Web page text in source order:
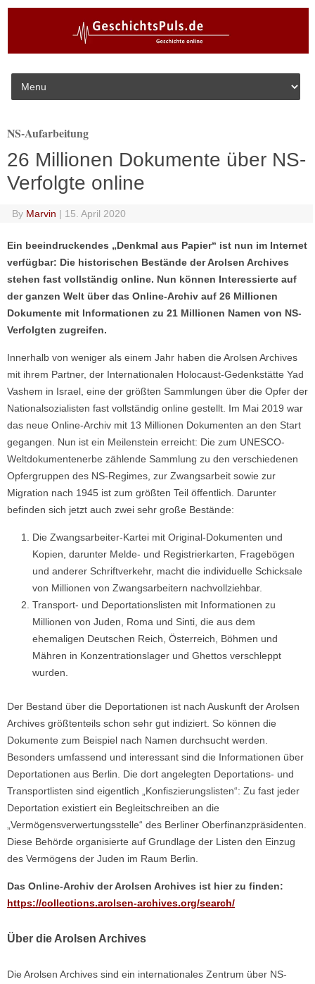
Skip to content
NS-Aufarbeitung
26 Millionen Dokumente über NS-
Verfolgte online
By Marvin | 15. April 2020
Ein beeindruckendes „Denkmal aus Papier“ ist nun im Internet
verfügbar: Die historischen Bestände der Arolsen Archives
stehen fast vollständig online. Nun können Interessierte auf
der ganzen Welt über das Online-Archiv auf 26 Millionen
Dokumente mit Informationen zu 21 Millionen Namen von NS-
Verfolgten zugreifen.
Innerhalb von weniger als einem Jahr haben die Arolsen Archives
mit ihrem Partner, der Internationalen Holocaust-Gedenkstätte Yad
Vashem in Israel, eine der größten Sammlungen über die Opfer der
Nationalsozialisten fast vollständig online gestellt. Im Mai 2019 war
das neue Online-Archiv mit 13 Millionen Dokumenten an den Start
gegangen. Nun ist ein Meilenstein erreicht: Die zum UNESCO-
Weltdokumentenerbe zählende Sammlung zu den verschiedenen
Opfergruppen des NS-Regimes, zur Zwangsarbeit sowie zur
Migration nach 1945 ist zum größten Teil öffentlich. Darunter
befinden sich jetzt auch zwei sehr große Bestände:
Die Zwangsarbeiter-Kartei mit Original-Dokumenten und
Kopien, darunter Melde- und Registrierkarten, Fragebögen
und anderer Schriftverkehr, macht die individuelle Schicksale
von Millionen von Zwangsarbeitern nachvollziehbar.
Transport- und Deportationslisten mit Informationen zu
Millionen von Juden, Roma und Sinti, die aus dem
ehemaligen Deutschen Reich, Österreich, Böhmen und
Mähren in Konzentrationslager und Ghettos verschleppt
wurden.
Der Bestand über die Deportationen ist nach Auskunft der Arolsen
Archives größtenteils schon sehr gut indiziert. So können die
Dokumente zum Beispiel nach Namen durchsucht werden.
Besonders umfassend und interessant sind die Informationen über
Deportationen aus Berlin. Die dort angelegten Deportations- und
Transportlisten sind eigentlich „Konfiszierungslisten“: Zu fast jeder
Deportation existiert ein Begleitschreiben an die
„Vermögensverwertungsstelle“ des Berliner Oberfinanzpräsidenten.
Diese Behörde organisierte auf Grundlage der Listen den Einzug
des Vermögens der Juden im Raum Berlin.
Das Online-Archiv der Arolsen Archives ist hier zu finden:
https://collections.arolsen-archives.org/search/
Über die Arolsen Archives
Die Arolsen Archives sind ein internationales Zentrum über NS-